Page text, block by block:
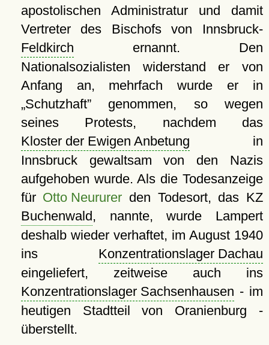
apostolischen Administratur und damit
Vertreter des Bischofs von Innsbruck-
Feldkirch ernannt. Den
Nationalsozialisten widerstand er von
Anfang an, mehrfach wurde er in
Schutzhaft genommen, so wegen
seines Protests, nachdem das
Kloster der Ewigen Anbetung in
Innsbruck gewaltsam von den Nazis
aufgehoben wurde. Als die Todesanzeige
für Otto Neururer den Todesort, das KZ
Buchenwald, nannte, wurde Lampert
deshalb wieder verhaftet, im August 1940
ins Konzentrationslager Dachau
eingeliefert, zeitweise auch ins
Konzentrationslager Sachsenhausen - im
heutigen Stadtteil von Oranienburg -
überstellt.